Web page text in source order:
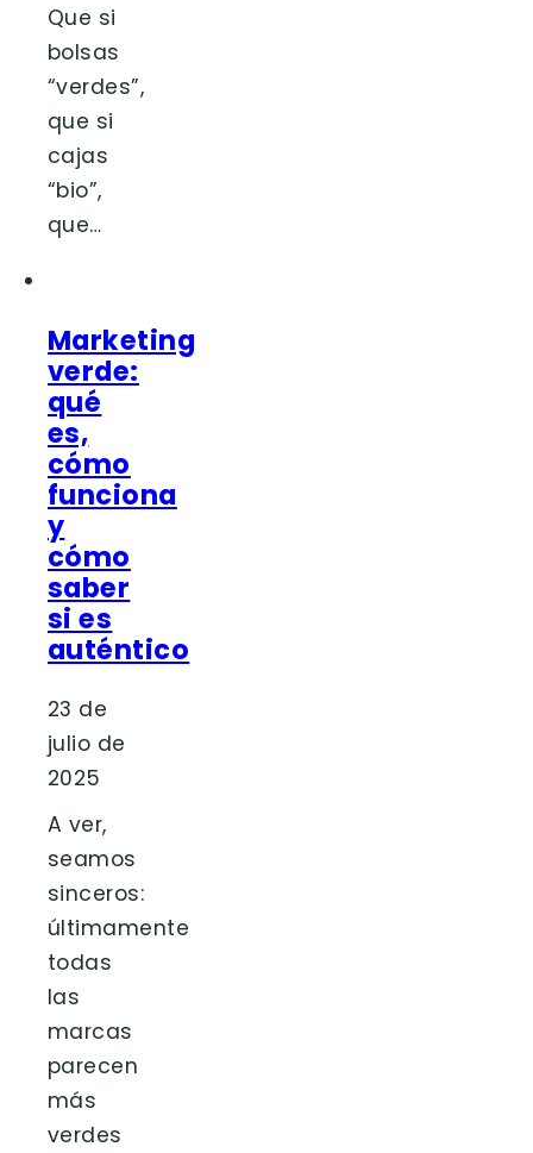
Que si
bolsas
“verdes”,
que si
cajas
“bio”,
que…
Marketing
verde:
qué
es,
cómo
funciona
y
cómo
saber
si es
auténtico
23 de
julio de
2025
A ver,
seamos
sinceros:
últimamente
todas
las
marcas
parecen
más
verdes